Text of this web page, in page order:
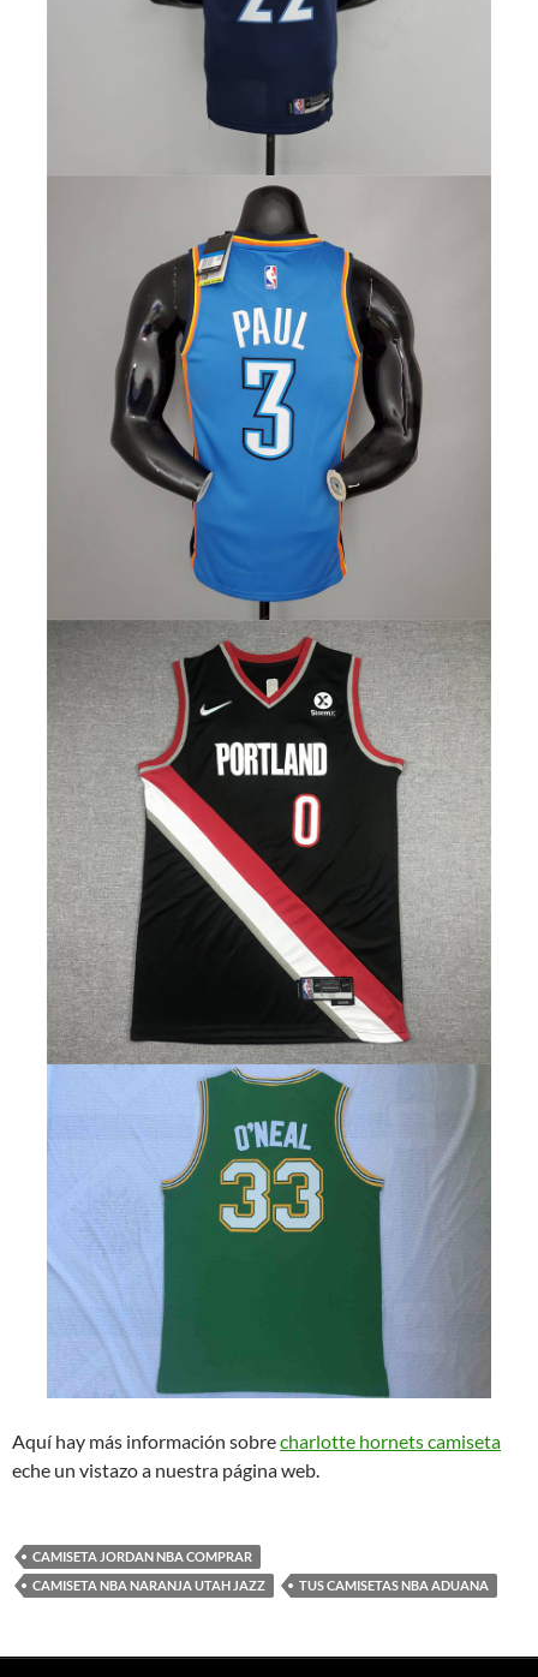
Aquí hay más información sobrecharlotte hornets camiseta
eche un vistazo a nuestra página web.
CAMISETA JORDAN NBA COMPRAR
CAMISETA NBA NARANJA UTAH JAZZ
TUS CAMISETAS NBA ADUANA